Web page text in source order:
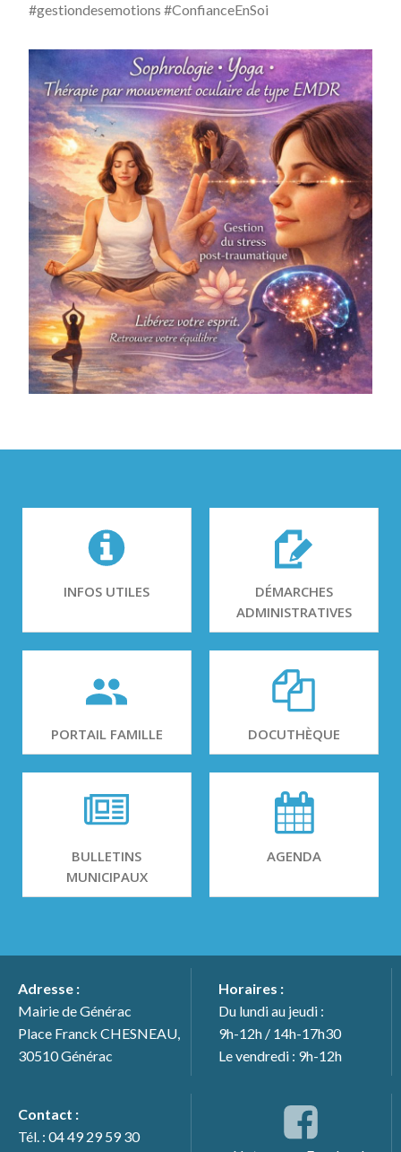
#gestiondesemotions #ConfianceEnSoi
INFOS UTILES
DÉMARCHES
ADMINISTRATIVES
PORTAIL FAMILLE DOCUTHÈQUE
BULLETINS
MUNICIPAUX
AGENDA
Adresse :
Mairie de Générac
Place Franck CHESNEAU,
30510 Générac
Horaires :
Du lundi au jeudi :
9h-12h / 14h-17h30
Le vendredi : 9h-12h
Contact :
Tél. : 04 49 29 59 30